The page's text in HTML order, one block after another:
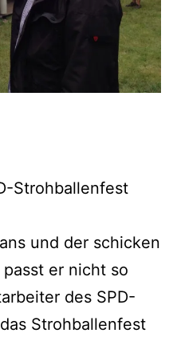
Strohballenfest
und der schicken
er nicht so
des SPD-
Strohballenfest